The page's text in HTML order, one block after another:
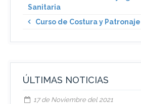
Sanitaria
Curso de Costura y Patronaje
ÚLTIMAS NOTICIAS
17 de Noviembre del 2021